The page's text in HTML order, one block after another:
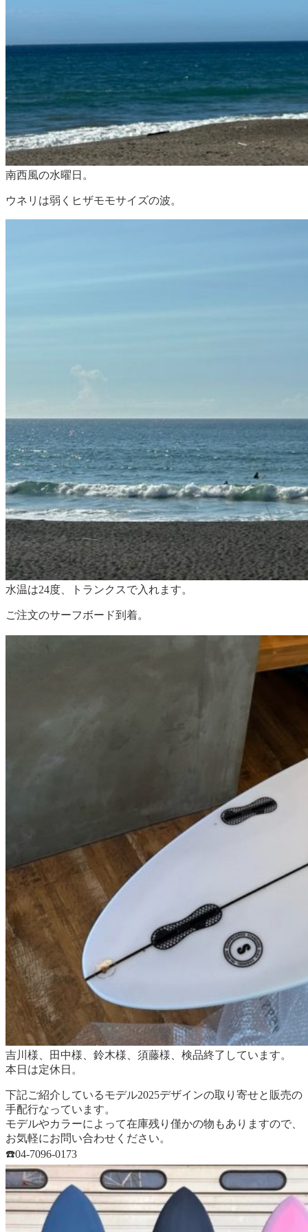
南西風の水曜日。
ウネリは弱くヒザモモサイズの波。
水温は24度、トランクスで入れます。
ご注文のサーフボード到着。
吉川様、田中様、鈴木様、須藤様、検品終了しています。
本日は定休日。
下記ご紹介しているモデル2025デザインの取り寄せと販売の
手配行なっています。
モデルやカラーによって在庫残り僅かの物もありますので、
お気軽にお問い合わせください。
☎️04-7096-0173